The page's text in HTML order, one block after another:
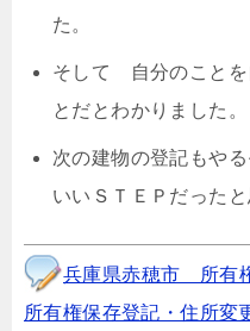
た。
そして 自分のことを
とだとわかりました。
次の建物の登記もや
いいＳＴＥＰだったと
兵庫県赤穂市 所有
所有権保存登記・住所